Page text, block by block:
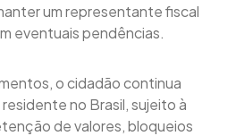
um representante fiscal
eventuais pendências.
o cidadão continua
no Brasil, sujeito à
de valores, bloqueios